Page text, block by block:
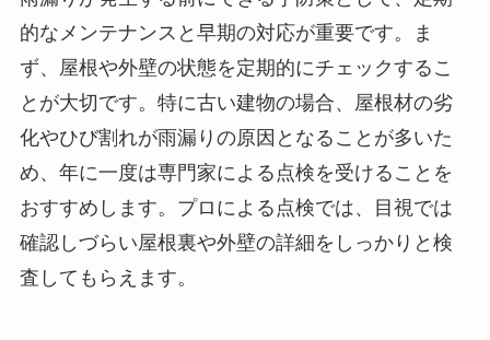
的なメンテナンスと早期の対応が重要です。ま
ず、屋根や外壁の状態を定期的にチェックするこ
とが大切です。特に古い建物の場合、屋根材の劣
化やひび割れが雨漏りの原因となることが多いた
め、年に一度は専門家による点検を受けることを
おすすめします。プロによる点検では、目視では
確認しづらい屋根裏や外壁の詳細をしっかりと検
査してもらえます。